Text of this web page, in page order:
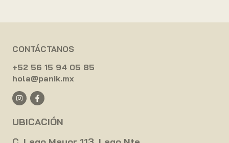
CONTÁCTANOS
+52 56 15 94 05 85
hola@panik.mx
UBICACIÓN